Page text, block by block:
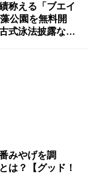
称える「ブエイ
公園を無料開
式泳法披露など
みやげを調
は？【グッド！